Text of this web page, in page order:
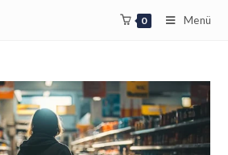
0 Menü